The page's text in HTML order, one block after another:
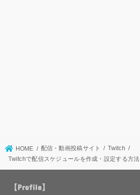
HOME 配信・動画投稿サイト
Twitch
Twitchで配信スケジュールを作成・設定する方法
【Profile】